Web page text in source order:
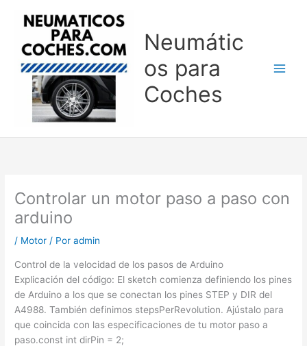
Neumátic
os para
Coches
Controlar un motor paso a paso con
arduino
/ Motor / Poradmin
Control de la velocidad de los pasos de Arduino
Explicación del código: El sketch comienza definiendo los pines
de Arduino a los que se conectan los pines STEP y DIR del
A4988. También definimos stepsPerRevolution. Ajústalo para
que coincida con las especificaciones de tu motor paso a
paso.const int dirPin = 2;